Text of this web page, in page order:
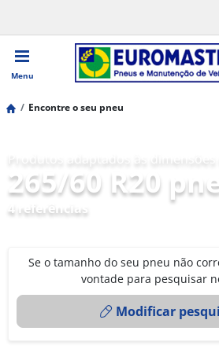
Menu
Encontre o seu pneu
265/60 R20
4 referências
Se o tamanho do seu pneu não
vontade para pesquisar
Modificar